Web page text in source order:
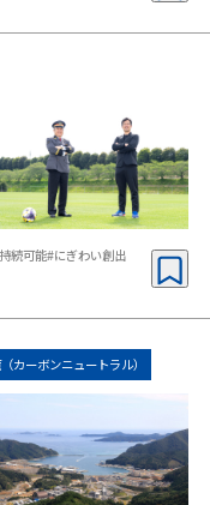
続可能#にぎわい創出
カーボンニュートラル）